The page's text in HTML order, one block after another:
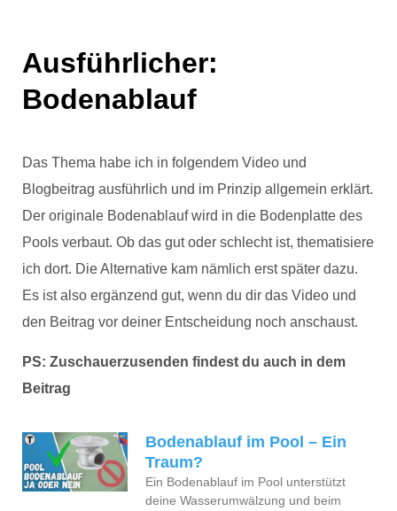
Ausführlicher:
Bodenablauf
Das Thema habe ich in folgendem Video und
Blogbeitrag ausführlich und im Prinzip allgemein erklärt.
Der originale Bodenablauf wird in die Bodenplatte des
Pools verbaut. Ob das gut oder schlecht ist, thematisiere
ich dort. Die Alternative kam nämlich erst später dazu.
Es ist also ergänzend gut, wenn du dir das Video und
den Beitrag vor deiner Entscheidung noch anschaust.
PS: Zuschauerzusenden findest du auch in dem
Beitrag
Bodenablauf im Pool – Ein
Traum?
Ein Bodenablauf im Pool unterstützt
deine Wasserumwälzung und beim